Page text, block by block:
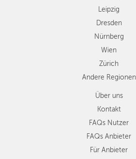
Leipzig
Dresden
Nürnberg
Wien
Zürich
Andere Regionen
Über uns
Kontakt
FAQs Nutzer
FAQs Anbieter
Für Anbieter